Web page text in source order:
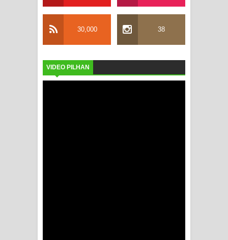
30,000 38
VIDEO PILHAN